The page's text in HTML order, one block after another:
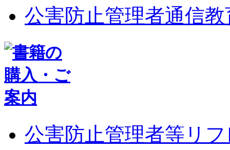
公害防止管理者通信教
公害防止管理者等リ